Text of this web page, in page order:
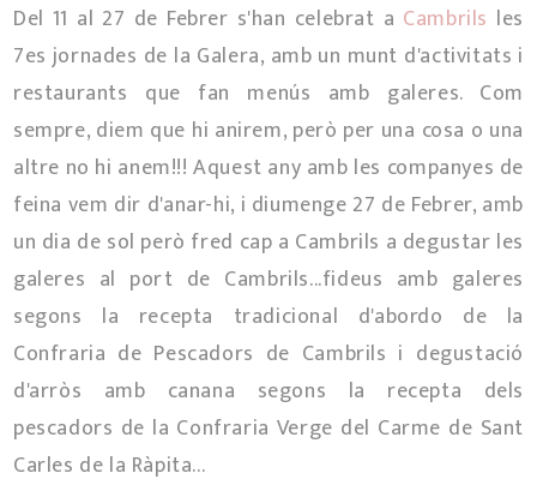
Del 11 al 27 de Febrer s'han celebrat a Cambrils les
7es jornades de la Galera, amb un munt d'activitats i
restaurants que fan menús amb galeres. Com
sempre, diem que hi anirem, però per una cosa o una
altre no hi anem!!! Aquest any amb les companyes de
feina vem dir d'anar-hi, i diumenge 27 de Febrer, amb
un dia de sol però fred cap a Cambrils a degustar les
galeres al port de Cambrils...fideus amb galeres
segons la recepta tradicional d'abordo de la
Confraria de Pescadors de Cambrils i degustació
d'arròs amb canana segons la recepta dels
pescadors de la Confraria Verge del Carme de Sant
Carles de la Ràpita...